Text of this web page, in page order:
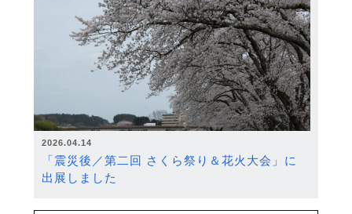
2026.04.14
「震災後／第二回 さくら祭り＆花火大会」に
出展しました